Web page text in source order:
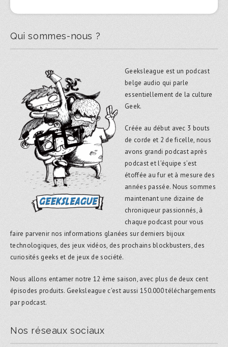
Qui sommes-nous ?
Geeksleague est un podcast
belge audio qui parle
essentiellement de la culture
Geek.
Créée au début avec 3 bouts
de corde et 2 de ficelle, nous
avons grandi podcast après
podcast et l’équipe s’est
étoffée au fur et à mesure des
années passée. Nous sommes
maintenant une dizaine de
chroniqueur passionnés, à
chaque podcast pour vous
faire parvenir nos informations glanées sur derniers bijoux
technologiques, des jeux vidéos, des prochains blockbusters, des
curiosités geeks et de jeux de société.
Nous allons entamer notre 12 ème saison, avec plus de deux cent
épisodes produits. Geeksleague c’est aussi 150.000 téléchargements
par podcast.
Nos réseaux sociaux